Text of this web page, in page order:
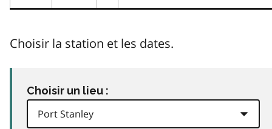
Choisir la station et les dates.
Choisir un lieu :